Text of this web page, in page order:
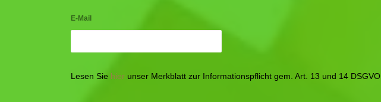
E-Mail
Lesen Sie hier unser Merkblatt zur Informationspflicht gem. Art. 13 und 14 DSGVO